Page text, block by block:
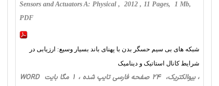
Sensors and Actuators A: Physical , 2012 , 11 Pages, 1 Mb,
PDF
شبکه های بی سیم حسگر بدن با پهنای باند بسیار وسیع: ارزیابی در
شرایط کانال استاتیک و دینامیک
، بیوالکتریک، 24 صفحه فارسی تایپ شده ، 1 مگا بایت WORD